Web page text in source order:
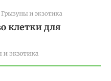
Грызуны и экзотика
клетки для
экзотика